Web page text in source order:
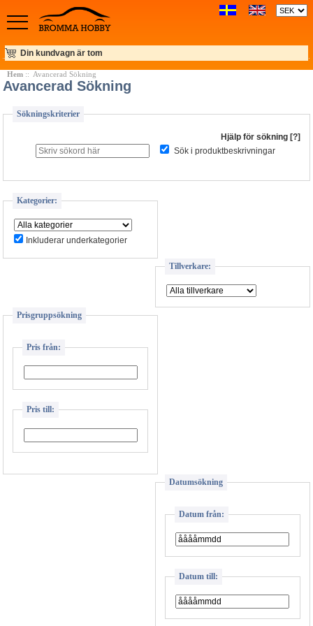
Din kundvagn är tom
Hem:: Avancerad Sökning
Avancerad Sökning
Sökningskriterier
Hjälp för sökning [?]
Sök i produktbeskrivningar
Kategorier:
Inkluderar underkategorier
Tillverkare:
Prisgruppsökning
Pris från:
Pris till:
Datumsökning
Datum från:
Datum till: